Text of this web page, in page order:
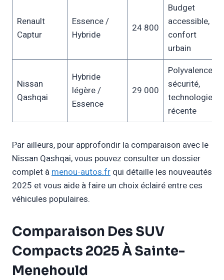
Renault
Captur
Essence /
Hybride
24 800
Budget
accessible,
confort
urbain
Nissan
Qashqai
Hybride
légère /
Essence
29 000
Polyvalence,
sécurité,
technologie
récente
Par ailleurs, pour approfondir la comparaison avec le
Nissan Qashqai, vous pouvez consulter un dossier
complet àmenou-autos.fr qui détaille les nouveautés
2025 et vous aide à faire un choix éclairé entre ces
véhicules populaires.
Comparaison Des SUV
Compacts 2025 À Sainte-
Menehould